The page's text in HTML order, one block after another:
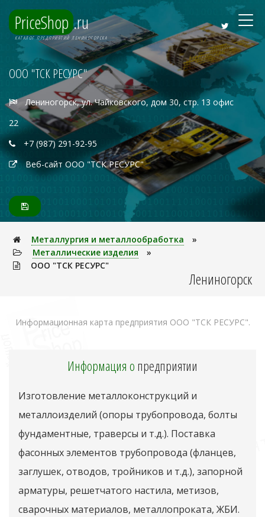
PriceShop .ru
КАТАЛОГ ПРЕДПРИЯТИЙ ЛЕНИНОГОРСКА
ООО "ТСК РЕСУРС"
Лениногорск, ул. Чайковского, дом 30, стр. 13 офис
22
+7 (987) 291-92-95
Веб-сайт ООО "ТСК РЕСУРС"
Металлуpгия и металлообработка
»
Металлические изделия
»
ООО "ТСК РЕСУРС"
Лениногорск
Информационная карта предприятия ООО "ТСК РЕСУРС".
Информация опредприятии
Изготовление металлоконструкций и
металлоизделий (опоры трубопровода, болты
фундаментные, траверсы и т.д.). Поставка
фасонных элементов трубопровода (фланцев,
заглушек, отводов, тройников и т.д.), запорной
арматуры, решетчатого настила, метизов,
сварочных материалов, металлопроката, ЖБИ.